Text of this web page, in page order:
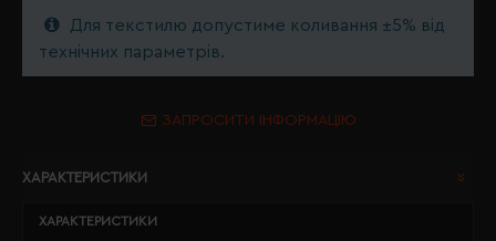
Для текстилю допустиме коливання ±5% від
технічних параметрів.
ЗАПРОСИТИ ІНФОРМАЦІЮ
ХАРАКТЕРИСТИКИ
ХАРАКТЕРИСТИКИ